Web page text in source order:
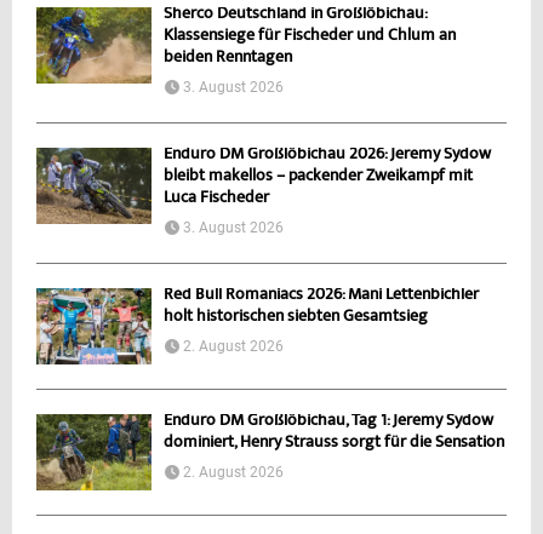
Sherco Deutschland in Großlöbichau:
Klassensiege für Fischeder und Chlum an
beiden Renntagen
3. August 2026
Enduro DM Großlöbichau 2026: Jeremy Sydow
bleibt makellos – packender Zweikampf mit
Luca Fischeder
3. August 2026
Red Bull Romaniacs 2026: Mani Lettenbichler
holt historischen siebten Gesamtsieg
2. August 2026
Enduro DM Großlöbichau, Tag 1: Jeremy Sydow
dominiert, Henry Strauss sorgt für die Sensation
2. August 2026